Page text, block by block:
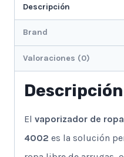
tanque
de
1.6L
cantidad
Descripción
Brand
Valoraciones (0)
Descripción
El vaporizador de
4002 es la solución